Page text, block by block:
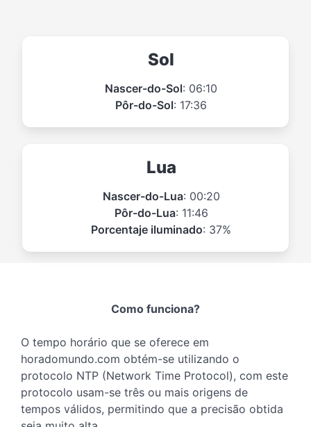
Sol
Nascer-do-Sol: 06:10
Pôr-do-Sol: 17:36
Lua
Nascer-do-Lua: 00:20
Pôr-do-Lua: 11:46
Porcentaje iluminado: 37%
Como funciona?
O tempo horário que se oferece em
horadomundo.com obtém-se utilizando o
protocolo NTP (Network Time Protocol), com este
protocolo usam-se três ou mais origens de
tempos válidos, permitindo que a precisão obtida